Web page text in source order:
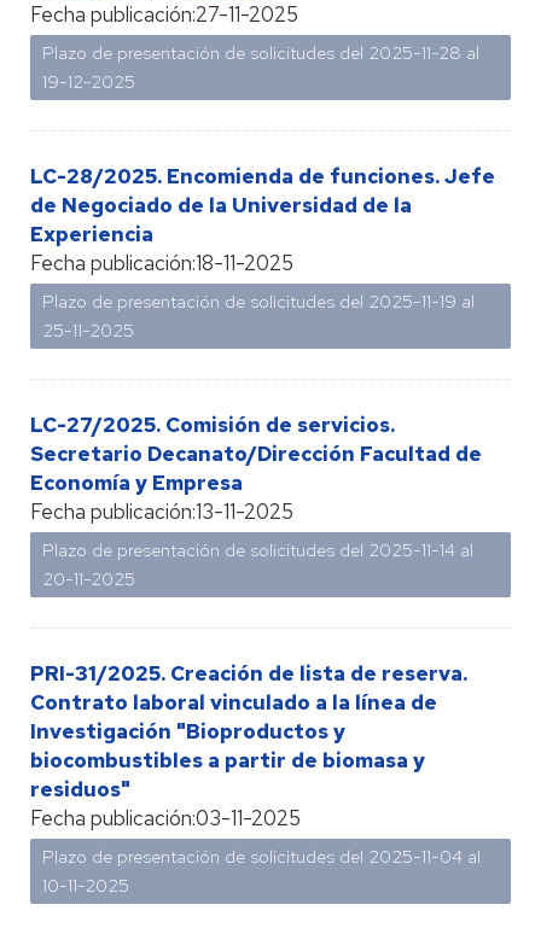
Fecha publicación:27-11-2025
Plazo de presentación de solicitudes del 2025-11-28 al
19-12-2025
LC-28/2025. Encomienda de funciones. Jefe
de Negociado de la Universidad de la
Experiencia
Fecha publicación:18-11-2025
Plazo de presentación de solicitudes del 2025-11-19 al
25-11-2025
LC-27/2025. Comisión de servicios.
Secretario Decanato/Dirección Facultad de
Economía y Empresa
Fecha publicación:13-11-2025
Plazo de presentación de solicitudes del 2025-11-14 al
20-11-2025
PRI-31/2025. Creación de lista de reserva.
Contrato laboral vinculado a la línea de
Investigación "Bioproductos y
biocombustibles a partir de biomasa y
residuos"
Fecha publicación:03-11-2025
Plazo de presentación de solicitudes del 2025-11-04 al
10-11-2025